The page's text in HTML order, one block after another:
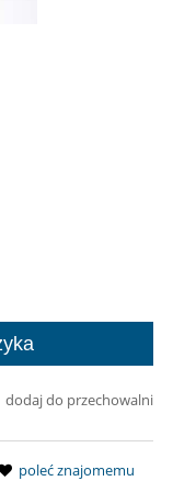
dodaj do przechowalni
poleć znajomemu